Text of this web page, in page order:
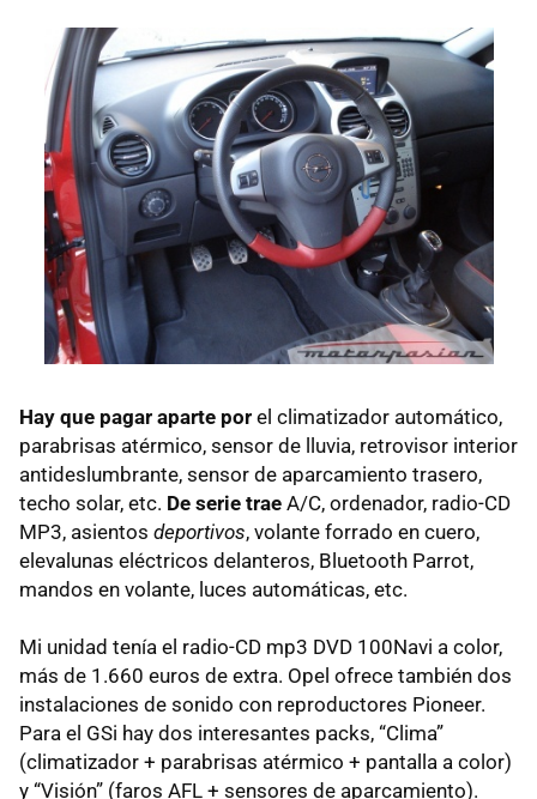
Hay que pagar aparte por el climatizador automático,
parabrisas atérmico, sensor de lluvia, retrovisor interior
antideslumbrante, sensor de aparcamiento trasero,
techo solar, etc. De serie trae A/C, ordenador, radio-CD
MP3, asientos deportivos, volante forrado en cuero,
elevalunas eléctricos delanteros, Bluetooth Parrot,
mandos en volante, luces automáticas, etc.
Mi unidad tenía el radio-CD mp3 DVD 100Navi a color,
más de 1.660 euros de extra. Opel ofrece también dos
instalaciones de sonido con reproductores Pioneer.
Para el GSi hay dos interesantes packs, “Clima”
(climatizador + parabrisas atérmico + pantalla a color)
y “Visión” (faros AFL + sensores de aparcamiento).